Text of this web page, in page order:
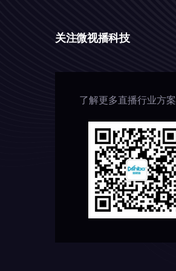
关注微视播科技
了解更多直播行业方案